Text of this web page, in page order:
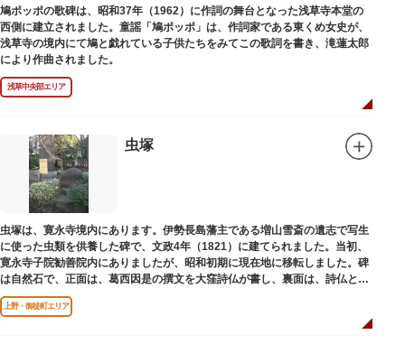
鳩ポッポの歌碑は、昭和37年（1962）に作詞の舞台となった浅草寺本堂の
西側に建立されました。童謡「鳩ポッポ」は、作詞家である東くめ女史が、
浅草寺の境内にて鳩と戯れている子供たちをみてこの歌詞を書き、滝蓮太郎
により作曲されました。
浅草中央部エリア
虫塚
虫塚は、寛永寺境内にあります。伊勢長島藩主である増山雪斎の遺志で写生
に使った虫類を供養した碑で、文政4年（1821）に建てられました。当初、
寛永寺子院勧善院内にありましたが、昭和初期に現在地に移転しました。碑
は自然石で、正面は、葛西因是の撰文を大窪詩仏が書し、裏面は、詩仏と菊
池五山の自筆の詩が刻まれています。
上野・御徒町エリア